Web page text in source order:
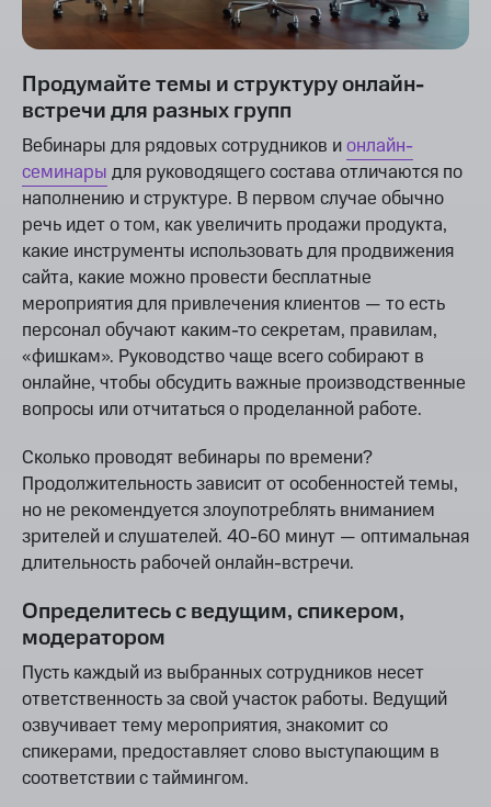
Продумайте темы и структуру онлайн-
встречи для разных групп
Вебинары для рядовых сотрудников ионлайн-
семинары для руководящего состава отличаются по
наполнению и структуре. В первом случае обычно
речь идет о том, как увеличить продажи продукта,
какие инструменты использовать для продвижения
сайта, какие можно провести бесплатные
мероприятия для привлечения клиентов — то есть
персонал обучают каким-то секретам, правилам,
«фишкам». Руководство чаще всего собирают в
онлайне, чтобы обсудить важные производственные
вопросы или отчитаться о проделанной работе.
Сколько проводят вебинары по времени?
Продолжительность зависит от особенностей темы,
но не рекомендуется злоупотреблять вниманием
зрителей и слушателей. 40-60 минут — оптимальная
длительность рабочей онлайн-встречи.
Определитесь с ведущим, спикером,
модератором
Пусть каждый из выбранных сотрудников несет
ответственность за свой участок работы. Ведущий
озвучивает тему мероприятия, знакомит со
спикерами, предоставляет слово выступающим в
соответствии с таймингом.